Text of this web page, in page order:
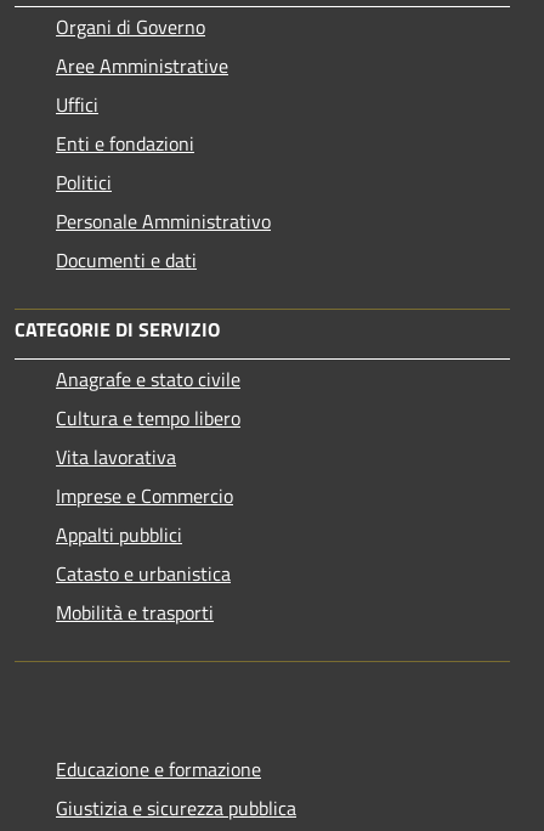
Organi di Governo
Aree Amministrative
Uffici
Enti e fondazioni
Politici
Personale Amministrativo
Documenti e dati
CATEGORIE DI SERVIZIO
Anagrafe e stato civile
Cultura e tempo libero
Vita lavorativa
Imprese e Commercio
Appalti pubblici
Catasto e urbanistica
Mobilità e trasporti
Educazione e formazione
Giustizia e sicurezza pubblica